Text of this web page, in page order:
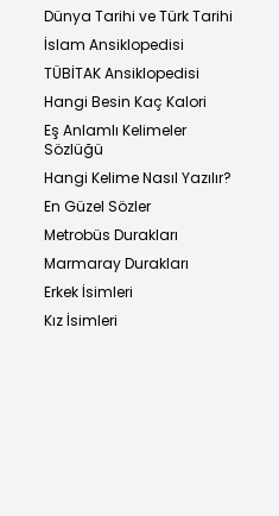
Dünya Tarihi ve Türk Tarihi
İslam Ansiklopedisi
TÜBİTAK Ansiklopedisi
Hangi Besin Kaç Kalori
Eş Anlamlı Kelimeler
Sözlüğü
Hangi Kelime Nasıl Yazılır?
En Güzel Sözler
Metrobüs Durakları
Marmaray Durakları
Erkek İsimleri
Kız İsimleri